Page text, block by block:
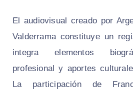
El audiovisual creado por
Valderrama constituye un
integra elementos
profesional y aportes
La participación de